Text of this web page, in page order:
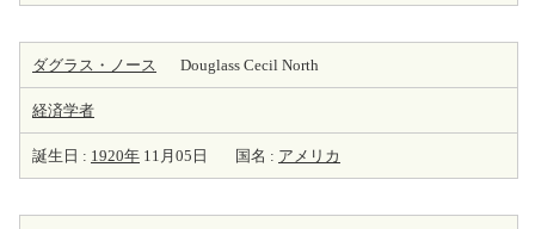
ダグラス・ノース Douglass Cecil North
経済学者
誕生日 : 1920年 11月05日 国名 : アメリカ